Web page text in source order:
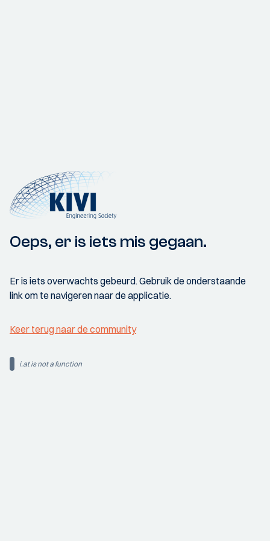
Oeps, er is iets mis gegaan.
Er is iets overwachts gebeurd. Gebruik de onderstaande
link om te navigeren naar de applicatie.
Keer terug naar de community
i.at is not a function